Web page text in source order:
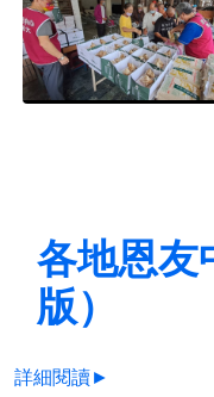
各地恩友
版）
詳細閱讀►